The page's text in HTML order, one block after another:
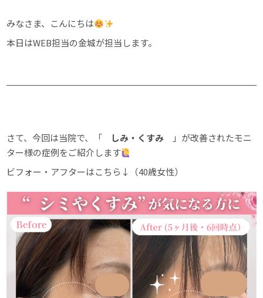
みなさま、こんにちは
本日はWEB担当の金城が担当します。
さて、今回は当院で、「 しみ・くすみ 」が改善されたモニ
ター様の症例をご紹介します
ビフォー・アフターはこちら↓（40歳女性）